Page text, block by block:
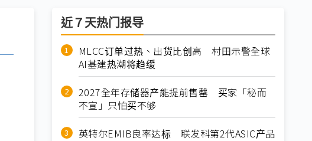
近７天热门报导
MLCC订单过热、出货比创高 村田示警全球
AI基建热潮将趋缓
2027全年存储器产能提前售罄 买家「秘而
不宣」只怕买不够
英特尔EMIB良率达标 联发科第2代ASIC产品